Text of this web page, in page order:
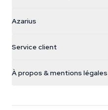
Galvaniweg 11
Nederland
+31(0)204897914
Azarius
Smokeshop
Service client
Politique de retour
À propos & mentions légales
Wiki